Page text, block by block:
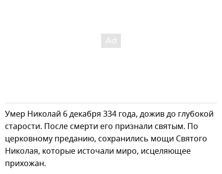
Умер Николай 6 декабря 334 года, дожив до глубокой
старости. После смерти его признали святым. По
церковному преданию, сохранились мощи Святого
Николая, которые источали миро, исцеляющее
прихожан.